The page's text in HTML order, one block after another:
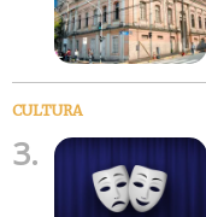
CULTURA
3.